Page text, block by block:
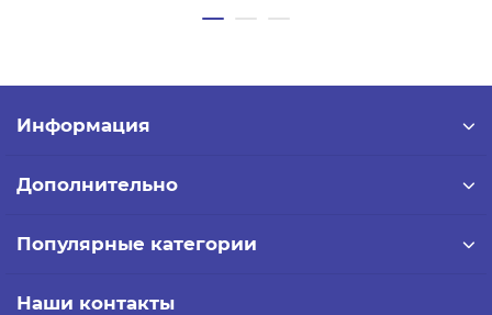
Информация
Дополнительно
Популярные категории
Наши контакты